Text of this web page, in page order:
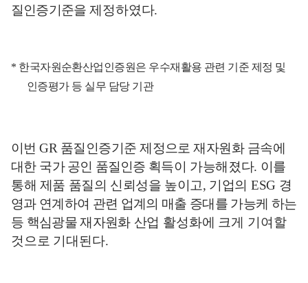
질인증기준을 제정하였다.
* 한국자원순환산업인증원은 우수재활용 관련 기준 제정 및
인증평가 등 실무 담당 기관
이번GR 품질인증기준 제정으로 재자원화 금속에
대한 국가 공인 품질인증 획득이 가능해졌다. 이를
통해 제품 품질의 신뢰성을 높이고, 기업의 ESG 경
영과 연계하여 관련 업계의 매출 증대를 가능케 하는
등 핵심광물 재자원화 산업 활성화에 크게 기여할
것으로 기대된다.